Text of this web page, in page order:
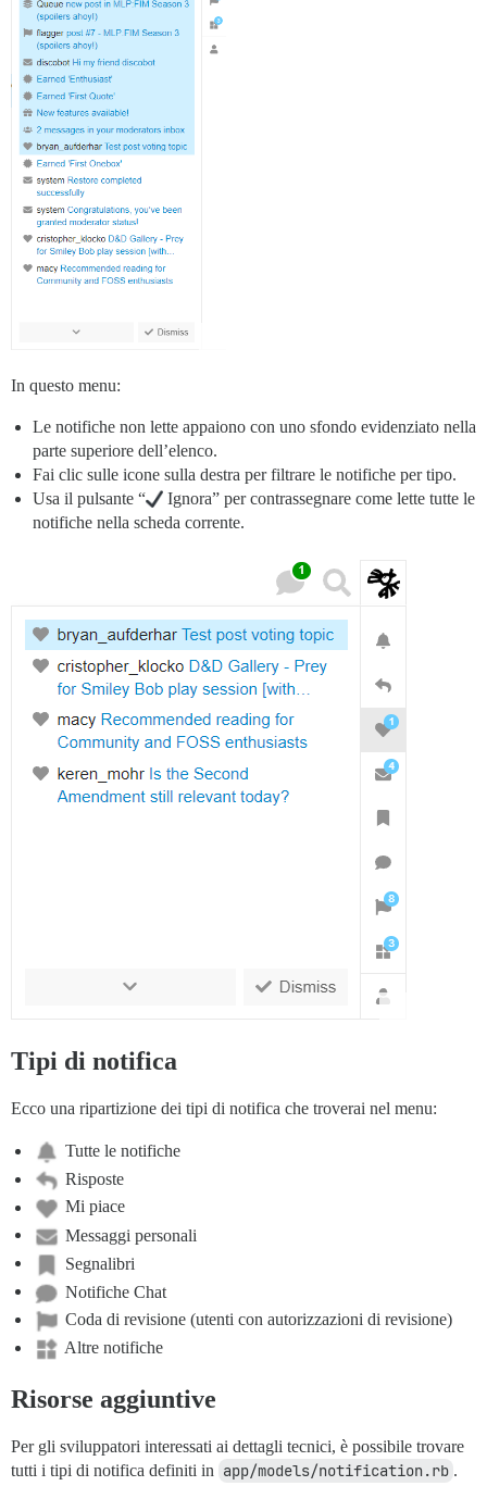
In questo menu:
Le notifiche non lette appaiono con uno sfondo evidenziato nella
parte superiore dell’elenco.
Fai clic sulle icone sulla destra per filtrare le notifiche per tipo.
Usa il pulsante “
Ignora” per contrassegnare come lette tutte le
notifiche nella scheda corrente.
Tipi di notifica
Ecco una ripartizione dei tipi di notifica che troverai nel menu:
Tutte le notifiche
Risposte
Mi piace
Messaggi personali
Segnalibri
Notifiche Chat
Coda di revisione (utenti con autorizzazioni di revisione)
Altre notifiche
Risorse aggiuntive
Per gli sviluppatori interessati ai dettagli tecnici, è possibile trovare
tutti i tipi di notifica definiti in app/models/notification.rb .